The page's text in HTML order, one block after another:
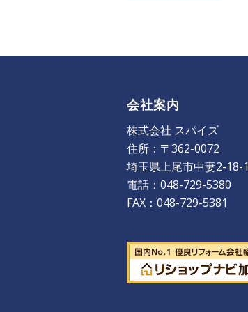
会社案内
株式会社 スパイズ
住所：〒362-0072
埼玉県上尾市中妻2-18-1
電話：048-729-5380
FAX：048-729-5381